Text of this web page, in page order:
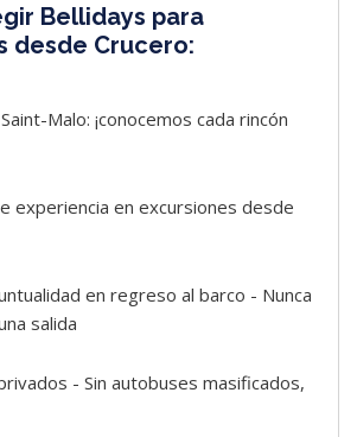
Bellidays para
desde Crucero:
Malo: ¡conocemos cada rincón
experiencia en excursiones desde
en regreso al barco - Nunca
salida
- Sin autobuses masificados,